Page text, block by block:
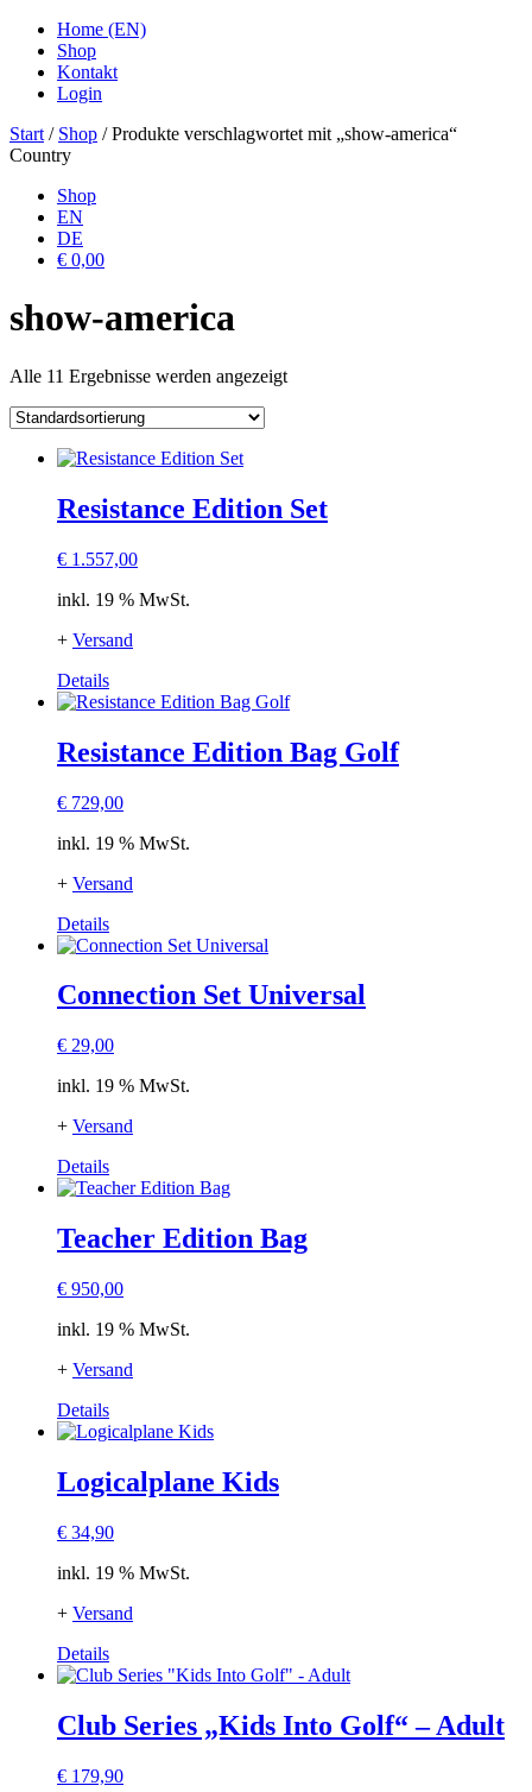
Home (EN)
Shop
Kontakt
Login
Start / Shop / Produkte verschlagwortet mit „show-america“
Country
Shop
EN
DE
€ 0,00
show-america
Alle 11 Ergebnisse werden angezeigt
Resistance Edition Set
€ 1.557,00
inkl. 19 % MwSt.
+ Versand
Details
Resistance Edition Bag Golf
€ 729,00
inkl. 19 % MwSt.
+ Versand
Details
Connection Set Universal
€ 29,00
inkl. 19 % MwSt.
+ Versand
Details
Teacher Edition Bag
€ 950,00
inkl. 19 % MwSt.
+ Versand
Details
Logicalplane Kids
€ 34,90
inkl. 19 % MwSt.
+ Versand
Details
Club Series „Kids Into Golf“ – Adult
€ 179,90